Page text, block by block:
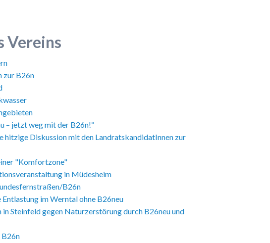
Vereins
zur B26n
– jetzt weg mit der B26n!“
hitzige Diskussion mit den LandratskandidatInnen zur
"Komfortzone"
in Müdesheim
B26n
im Werntal ohne B26neu
Steinfeld gegen Naturzerstörung durch B26neu und